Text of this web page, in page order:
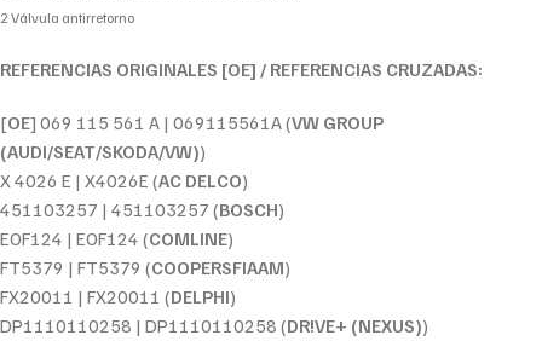
2 Válvula antirretorno
REFERENCIAS ORIGINALES [OE] / REFERENCIAS CRUZADAS:
[OE] 069 115 561 A | 069115561A (VW GROUP
(AUDI/SEAT/SKODA/VW))
X 4026 E | X4026E (AC DELCO)
451103257 | 451103257 (BOSCH)
EOF124 | EOF124 (COMLINE)
FT5379 | FT5379 (COOPERSFIAAM)
FX20011 | FX20011 (DELPHI)
DP1110110258 | DP1110110258 (DR!VE+ (NEXUS))